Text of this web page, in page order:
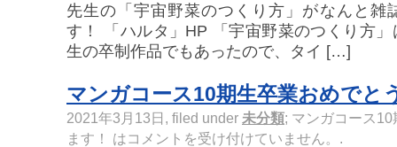
先生の「宇宙野菜のつくり方」がなんと雑
す！ 「ハルタ」HP 「宇宙野菜のつくり方
生の卒制作品でもあったので、タイ […]
マンガコース10期生卒業おめでと
2021年3月13日, filed under 未分類; マンガコース
ます！ はコメントを受け付けていません。 .